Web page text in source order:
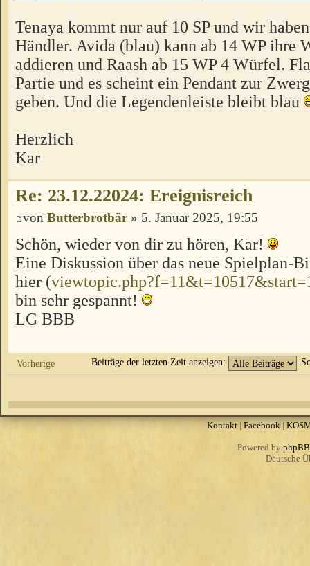
Tenaya kommt nur auf 10 SP und wir
Händler. Avida (blau) kann ab 14 WP ihre
addieren und Raash ab 15 WP 4 Würfel.
Partie und es scheint ein Pendant zur
geben. Und die Legendenleiste bleibt blau
Herzlich
Kar
Re: 23.12.22024: Ereignisreich
von Butterbrotbär » 5. Januar 2025, 19:55
Schön, wieder von dir zu hören, Kar!
Eine Diskussion über das neue Spielplan-
hier (
bin sehr gespannt!
LG BBB
Vorherige Beiträge der letzten Zeit anzeigen:
Kontakt|Facebook|
Powered by phpBB
Deutsche